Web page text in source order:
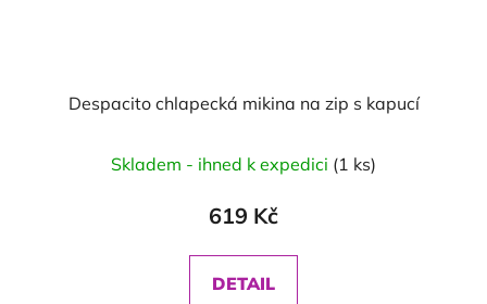
Despacito chlapecká mikina na zip s kapucí
hodnocení
produktu
5,0
z
Skladem - ihned k expedici (1 ks)
619 Kč
DETAIL